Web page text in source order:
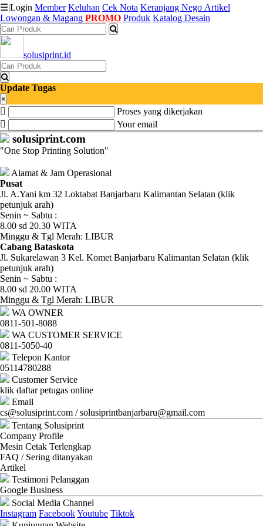
Katalog
Produk
Petugas
Riwayat
Transaksi
Tagihan
Berjalan
Pembayaran
Pendapatan
Fee
Ganti
Password
Logout
☰|Login Member Keluhan Cek Nota Keranjang Nego Artikel
Lowongan & Magang PROMO Produk Katalog Desain
solusiprint.id
Update Tugas
×
Proses yang dikerjakan
Your email
solusiprint.com
"One Stop Printing Solution"
Alamat & Jam Operasional
Pusat
Jl. A.Yani km 32 Loktabat Banjarbaru Kalimantan Selatan (klik
petunjuk arah)
Senin ~ Sabtu :
8.00 sd 20.30 WITA
Minggu & Tgl Merah: LIBUR
Cabang Bataskota
Jl. Sukarelawan 3 Kel. Komet Banjarbaru Kalimantan Selatan (klik
petunjuk arah)
Senin ~ Sabtu :
8.00 sd 20.00 WITA
Minggu & Tgl Merah: LIBUR
WA OWNER
0811-501-8088
WA CUSTOMER SERVICE
0811-5050-40
Telepon Kantor
05114780288
Customer Service
klik daftar petugas online
Email
cs@solusiprint.com / solusiprintbanjarbaru@gmail.com
Tentang Solusiprint
Company Profile
Mesin Cetak Terlengkap
FAQ / Sering ditanyakan
Artikel
Testimoni Pelanggan
Google Business
Social Media Channel
Instagram FacebookYoutube Tiktok